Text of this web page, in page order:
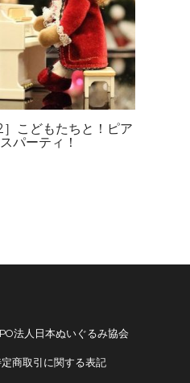
］こどもたちと！ピア
パーティ！
法人日本ぬいぐるみ協会
商取引に関する表記